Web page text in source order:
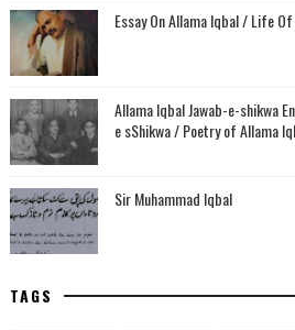
Essay On Allama Iqbal / Life
Allama Iqbal Jawab-e-shikwa
e sShikwa / Poetry of Allama
Sir Muhammad Iqbal
TAGS